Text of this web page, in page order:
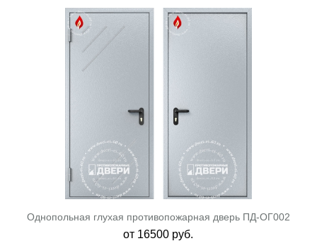
Однопольная глухая противопожарная дверь ПД-ОГ002
от 16500 руб.